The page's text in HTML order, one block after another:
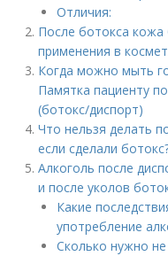
Отличия:
После ботокса
применения в
Когда можно мыть
Памятка пациенту
(ботокс/диспорт)
Что нельзя делать
если сделали
Алкоголь после
и после уколов
Какие
употребление
Сколько нужно